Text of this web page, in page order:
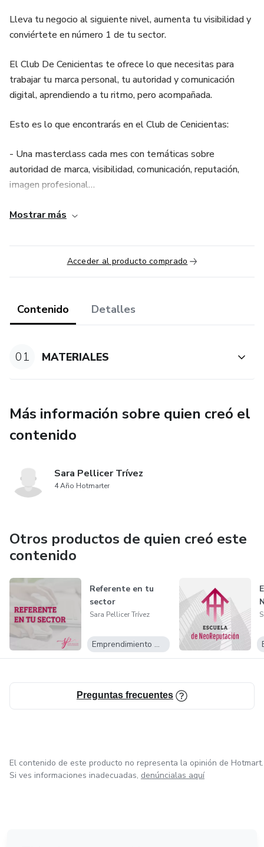
Lleva tu negocio al siguiente nivel, aumenta tu visibilidad y
conviértete en número 1 de tu sector.
El Club De Cenicientas te ofrece lo que necesitas para
trabajar tu marca personal, tu autoridad y comunicación
digital, aprendiendo a tu ritmo, pero acompañada.
Esto es lo que encontrarás en el Club de Cenicientas:
- Una masterclass cada mes con temáticas sobre
autoridad de marca, visibilidad, comunicación, reputación,
imagen profesional…
- Una sesión de preguntas y respuestas cada mes para que
juntas.
- Ejercicios semanales para pasar a la acción de forma
puedes llevar a cabo para ir aumentando tu visibilidad y tu
autoridad cada día.
Mostrar más
Acceder al producto comprado
Contenido Detalles
01 MATERIALES
Más información sobre quien creó el
contenido
Sara Pellicer Trívez
4 Año Hotmarter
Otros productos de quien creó este
contenido
Referente en tu
sector
Sara Pellicer Trívez
Emprendimiento Digital
Preguntas frecuentes
El contenido de este producto no representa la opinión de Hotmart.
Si ves informaciones inadecuadas, denúncialas aquí